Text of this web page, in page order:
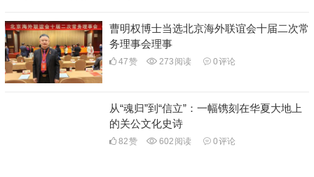
曹明权博士当选北京海外联谊会十届二次常
务理事会理事
47赞 273 阅读 0评论
从“魂归”到“信立”：一幅镌刻在华夏大地上
的关公文化史诗
82赞 602 阅读 0评论